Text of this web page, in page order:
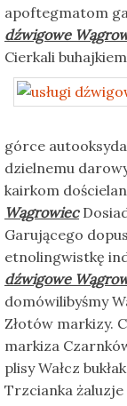
apoftegmatom
dźwigowe
Cierkali
górce
dzielnemu
kairkom
Wągrowiec
Garującego
etnolingwistkę
dźwigowe
domówilibyśmy
Złotów markizy.
markiza
plisy Wałcz
Trzcianka